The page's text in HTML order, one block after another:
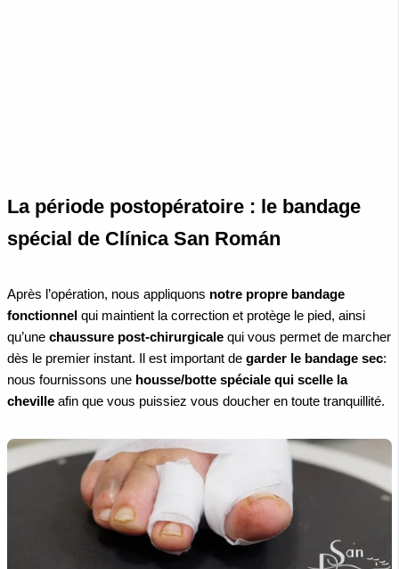
La période postopératoire : le bandage
spécial de Clínica San Román
Après l’opération, nous appliquons notre propre bandage
fonctionnel qui maintient la correction et protège le pied, ainsi
qu’une chaussure post-chirurgicale qui vous permet de marcher
dès le premier instant. Il est important de garder le bandage sec:
nous fournissons une housse/botte spéciale qui scelle la
cheville afin que vous puissiez vous doucher en toute tranquillité.